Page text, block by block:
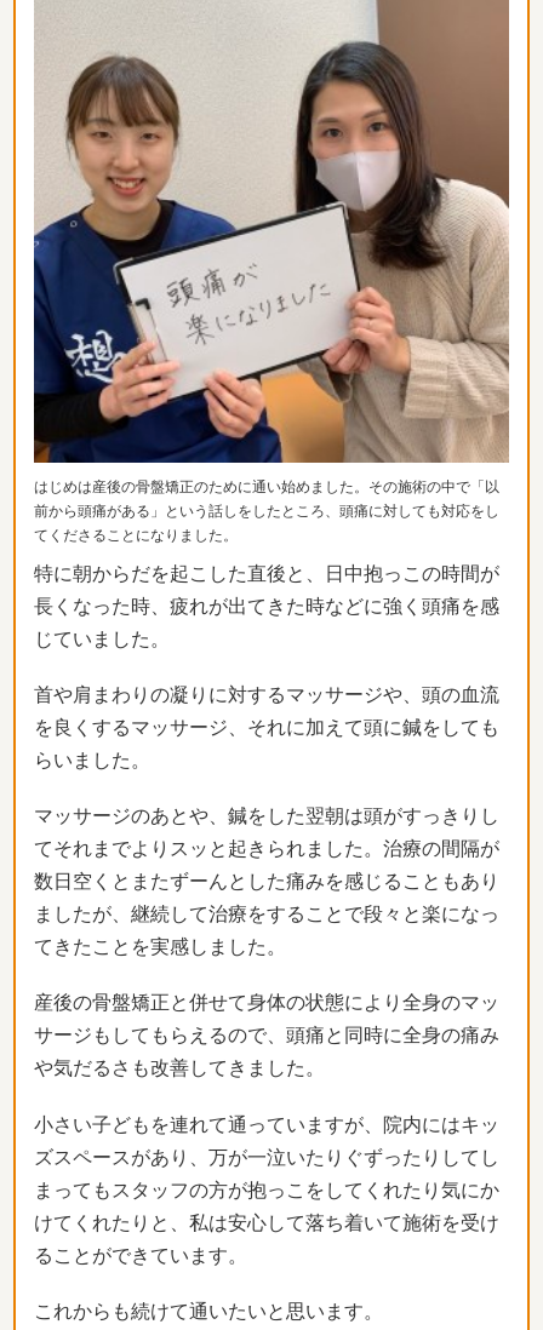
はじめは産後の骨盤矯正のために通い始めました。 その施術の中で「以
前から頭痛がある」という話しをしたところ、 頭痛に対しても対応をし
てくださることになりました。
特に朝からだを起こした直後と、
日中抱っこの時間が
長くなった時、 疲れが出てきた時などに強く頭痛を感
じていました。
首や肩まわりの凝りに対するマッサージや、 頭の血流
を良くするマッサージ、 それに加えて頭に鍼をしても
らいました。
マッサージのあとや、 鍼をした翌朝は頭がすっきりし
てそれまでよりスッと起きられました。 治療の間隔が
数日空くとまたずーんとした痛みを感じることもあり
ましたが、 継続して治療をすることで段々と楽になっ
てきたことを実感しました。
産後の骨盤矯正と併せて身体の状態により全身のマッ
サージもして もらえるので、 頭痛と同時に全身の痛み
や気だるさも改善してきました。
小さい子どもを連れて通っていますが、
院内にはキッ
ズスペースがあり、 万が一泣いたりぐずったりしてし
まってもスタッフの方が抱っこを してくれたり気にか
けてくれたりと、 私は安心して落ち着いて施術を受け
ることができています。
これからも続けて通いたいと思います。